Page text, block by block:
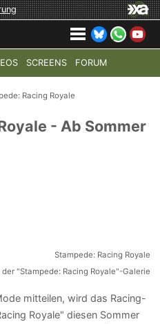
SCREENS FORUM
WARFARE 4 HALO:
Racing Royale
- Ab Sommer
der "Stampede: Racing Royale"-Galerie
mitteilen, wird das Racing-
Royale" diesen Sommer